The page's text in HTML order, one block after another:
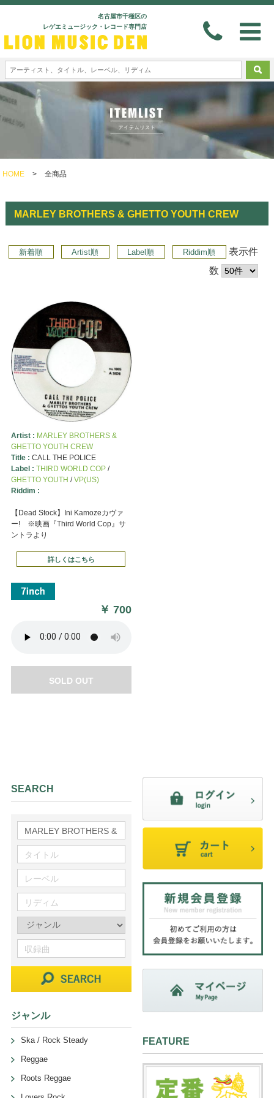
名古屋市千種区の
レゲエミュージック・レコード専門店
HOME > 全商品
MARLEY BROTHERS & GHETTO YOUTH CREW
新着順 Artist順 Label順 Riddim順
表示件
数
Artist : MARLEY BROTHERS &
GHETTO YOUTH CREW
Title : CALL THE POLICE
Label : THIRD WORLD COP/
GHETTO YOUTH /VP(US)
Riddim :
【Dead Stock】Ini Kamozeカヴァ
ー! ※映画『Third World Cop』サ
ントラより
詳しくはこちら
￥700
SOLD OUT
SEARCH
ジャンル
Ska / Rock Steady
Reggae
Roots Reggae
FEATURE